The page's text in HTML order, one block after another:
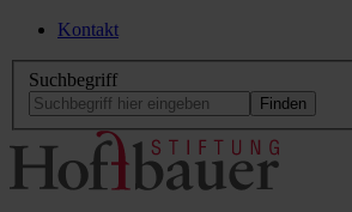
Kontakt
Suchbegriff